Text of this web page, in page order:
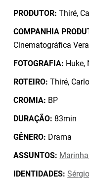
PRODUTOR: Thiré,
COMPANHIA
Cinematográfica
FOTOGRAFIA: Huke,
ROTEIRO: Thiré,
CROMIA: BP
DURAÇÃO: 83min
GÊNERO: Drama
ASSUNTOS: Marinha
IDENTIDADES: